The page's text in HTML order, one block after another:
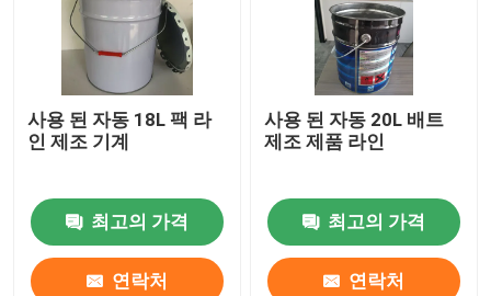
자동 주석은 성형기 할 수있
주류및음료는 성형기 할 수있
분무기는 성형기 할 수있
기계류를 만드는 사용 캔
사용 된 자동 18L 팩 라
인 제조 기계
최고의 가격
연락처
사용 된 자동 20L 배트
제조 제품 라인
최고의 가격
연락처